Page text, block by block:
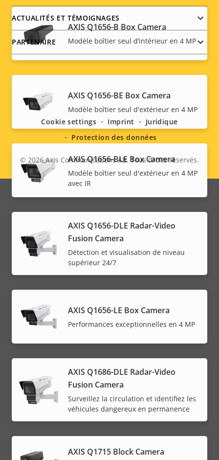
AXIS Q1656-B Box Camera
Modèle boîtier seul d’intérieur en 4 MP
AXIS Q1656-BE Box Camera
Modèle boîtier seul d'extérieur en 4 MP
AXIS Q1656-BLE Box Camera
Modèle boîtier seul d'extérieur en 4 MP
avec IR
AXIS Q1656-DLE Radar-Video
Fusion Camera
Détection et visualisation de niveau
supérieur 24/7
AXIS Q1656-LE Box Camera
Performances exceptionnelles en 4 MP
AXIS Q1686-DLE Radar-Video
Fusion Camera
Surveillez la circulation et identifiez les
véhicules dangereux en permanence
AXIS Q1715 Block Camera
ACTUALITÉS ET TÉMOIGNAGES
PARTENAIRE
Social
menu
Legal
menu
© 2026Axis Communications AB. Tous droits réservés.
Cookie settings Imprint
Juridique
Protection des données